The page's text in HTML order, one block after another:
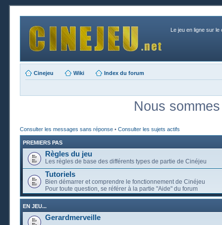
Le jeu en ligne sur le
Cinejeu Wiki Index du forum
Nous
Consulter les messages sans réponse • Consulter les sujets actifs
PREMIERS PAS
Règles du jeu
Les règles de base des différents types de partie de Cinéjeu
Tutoriels
Bien démarrer et comprendre le fonctionnement de Cinéjeu
Pour toute question, se référer à la partie "Aide" du forum
EN JEU...
Gerardmerveille